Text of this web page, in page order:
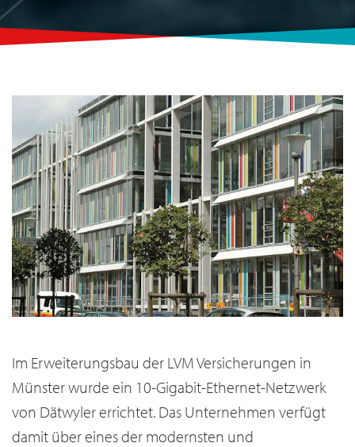
Im Erweiterungsbau der LVM Versicherungen in
Münster wurde ein 10-Gigabit-Ethernet-Netzwerk
von Dätwyler errichtet. Das Unternehmen verfügt
damit über eines der modernsten und